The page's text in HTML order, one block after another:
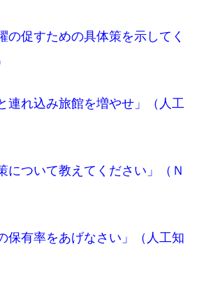
促すための具体策を示してく
れ込み旅館を増やせ」（人工
ついて教えてください」（Ｎ
有率をあげなさい」（人工知